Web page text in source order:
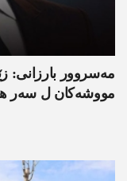
مەسروور بارزانی:
مووشەکان ل سەر